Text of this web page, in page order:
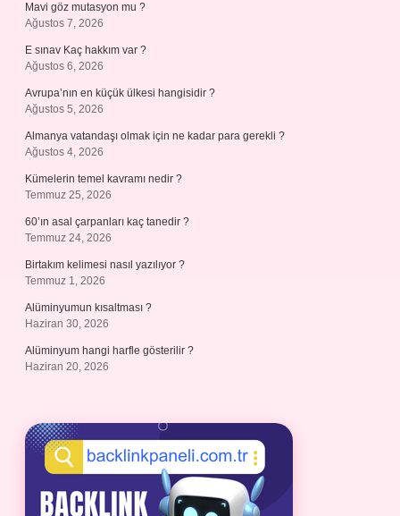
Mavi göz mutasyon mu ?
Ağustos 7, 2026
E sınav Kaç hakkım var ?
Ağustos 6, 2026
Avrupa’nın en küçük ülkesi hangisidir ?
Ağustos 5, 2026
Almanya vatandaşı olmak için ne kadar para gerekli ?
Ağustos 4, 2026
Kümelerin temel kavramı nedir ?
Temmuz 25, 2026
60’ın asal çarpanları kaç tanedir ?
Temmuz 24, 2026
Birtakım kelimesi nasıl yazılıyor ?
Temmuz 1, 2026
Alüminyumun kısaltması ?
Haziran 30, 2026
Alüminyum hangi harfle gösterilir ?
Haziran 20, 2026